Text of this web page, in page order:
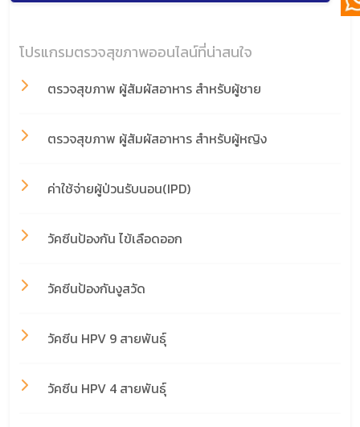
โปรแกรมตรวจสุขภาพออนไลน์ที่น่าสนใจ
ตรวจสุขภาพ ผู้สัมผัสอาหาร สำหรับผู้ชาย
ตรวจสุขภาพ ผู้สัมผัสอาหาร สำหรับผู้หญิง
ค่าใช้จ่ายผู้ป่วนรับนอน(IPD)
วัคซีนป้องกัน ไข้เลือดออก
วัคซีนป้องกันงูสวัด
วัคซีน HPV 9 สายพันธ์ุ
วัคซีน HPV 4 สายพันธ์ุ